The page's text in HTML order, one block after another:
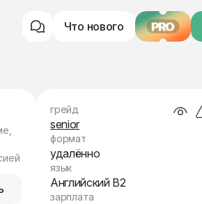
Что нового PRO
грейд
senior
формат
удалённо
язык
Английский B2
зарплата